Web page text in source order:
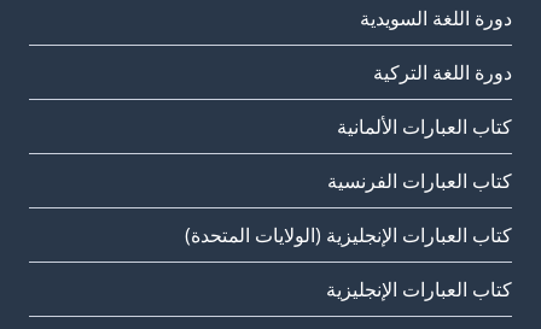
دورة اللغة السويدية
دورة اللغة التركية
كتاب العبارات الألمانية
كتاب العبارات الفرنسية
كتاب العبارات الإنجليزية (الولايات المتحدة)
كتاب العبارات الإنجليزية